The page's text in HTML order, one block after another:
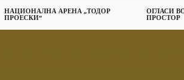
НАЦИОНАЛНА АРЕНА „ТОДОР
ПРОЕСКИ“
ОГЛАСИ
ПРОСТОР